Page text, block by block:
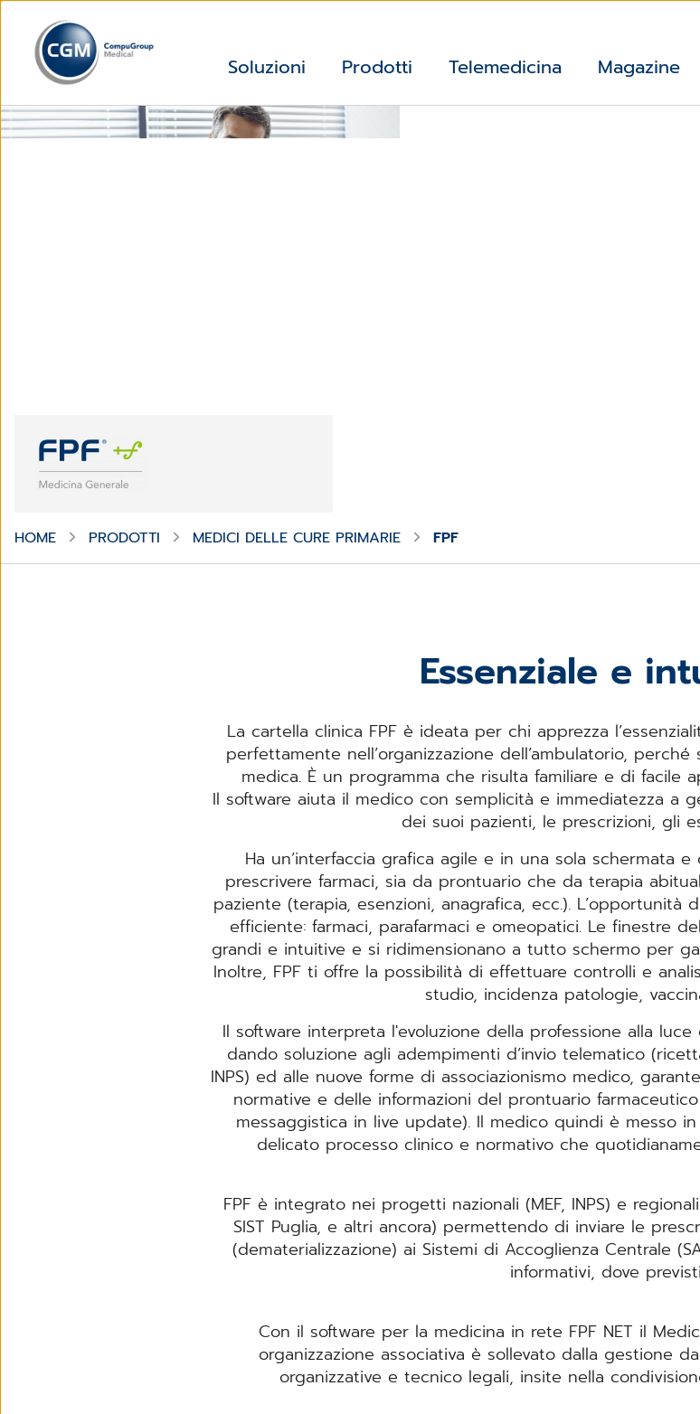
Soluzioni Prodotti Telemedicina Magazine
Software Gestionale per i Medici delle Cure Primarie
HOME PRODOTTI MEDICI DELLE CURE PRIMARIE FPF
Essenziale e
La cartella clinica FPF è ideata per chi apprezza
perfettamente nell’organizzazione dell’ambulatorio,
medica. È un programma che risulta familiare e di facile
Il software aiuta il medico con semplicità e immediatezza a
dei suoi pazienti, le prescrizioni, gli
Ha un’interfaccia grafica agile e in una sola schermata
prescrivere farmaci, sia da prontuario che da terapia
paziente (terapia, esenzioni, anagrafica, ecc.).
efficiente: farmaci, parafarmaci e omeopatici. Le finestre
grandi e intuitive e si ridimensionano a tutto schermo per
Inoltre, FPF ti offre la possibilità di effettuare controlli e
studio, incidenza patologie,
Il software interpreta l'evoluzione della professione alla luce
dando soluzione agli adempimenti d’invio telematico
INPS) ed alle nuove forme di associazionismo medico,
normative e delle informazioni del prontuario
messaggistica in live update). Il medico quindi è messo
delicato processo clinico e normativo che
FPF è integrato nei progetti nazionali (MEF, INPS) e
SIST Puglia, e altri ancora) permettendo di inviare le
(dematerializzazione) ai Sistemi di Accoglienza Centrale
informativi, dove
Con il software per la medicina in rete FPF NET il
organizzazione associativa è sollevato dalla gestione
organizzative e tecnico legali, insite nella